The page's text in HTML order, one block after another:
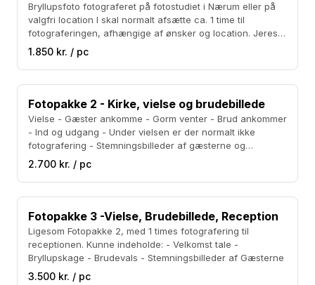
Bryllupsfoto fotograferet på fotostudiet i Nærum eller på
valgfri location I skal normalt afsætte ca. 1 time til
fotograferingen, afhængige af ønsker og location. Jeres
bryllups location finder de fleste selv, men jeg deltager
gerne i processen med råd og vejledning – evt. med test
skud mm. Bryllupsbillederne bliver ofte fotograferet med
studielys, så den rigtige stemning kan skabes. Det er en
fordel hvis I har 1-2 hjælpere til at holde blomster, sætte
kjole, slør mm. Alt vil selvfølgelig blive aftalt inden. I får alle
1.850 kr. / pc
Fotopakke 2 - Kirke, vielse og brudebillede
Vielse - Gæster ankomme - Gorm venter - Brud ankommer
- Ind og udgang - Under vielsen er der normalt ikke
fotografering - Stemningsbilleder af gæsterne og
lykønskninger Brudebillede - På fotostudiet i Nærum eller
på valgfri location I skal normalt afsætte ca. 1 time til
fotograferingen, afhængige af ønsker og location.
Lokationen finder de fleste selv, men jeg deltager gerne i
processen med råd og vejledning – evt. med test skud
studielys, så den rigtige stemning kan skabes. Det er en
fordel hvis I har 1-2 hjælpere til at holde blomster, sætte
kjole, slør mm. Alt vil selvfølgelig blive aftalt inden. I får alle
billedfilerne til fri afbenyttelse ( kopiering mm.)
2.700 kr. / pc
Fotopakke 3 -Vielse, Brudebillede, Reception
Ligesom Fotopakke 2, med 1 times fotografering til
receptionen. Kunne indeholde: - Velkomst tale -
Bryllupskage - Brudevals - Stemningsbilleder af Gæsterne
3.500 kr. / pc